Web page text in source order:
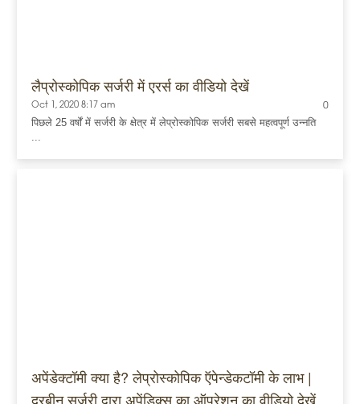
लैप्रोस्कोपिक सर्जरी में एरर्स का वीडियो देखें
Oct 1, 2020 8:17 am 0
पिछले 25 वर्षों में सर्जरी के क्षेत्र में लेप्रोस्कोपिक सर्जरी सबसे महत्वपूर्ण उन्नति
अपेंडेक्टॉमी क्या है? लेप्रोस्कोपिक ऍपेन्डेकटॉमी के लाभ |
दूरबीन सर्जरी द्वारा अपेंडिक्स का ऑपरेशन का वीडियो देखें